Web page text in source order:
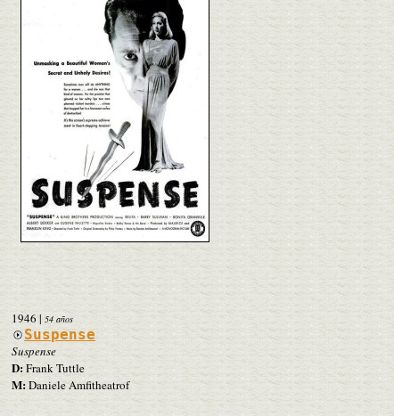
1946 |54 años
Suspense
Suspense
D:Frank Tuttle
M:Daniele Amfitheatrof